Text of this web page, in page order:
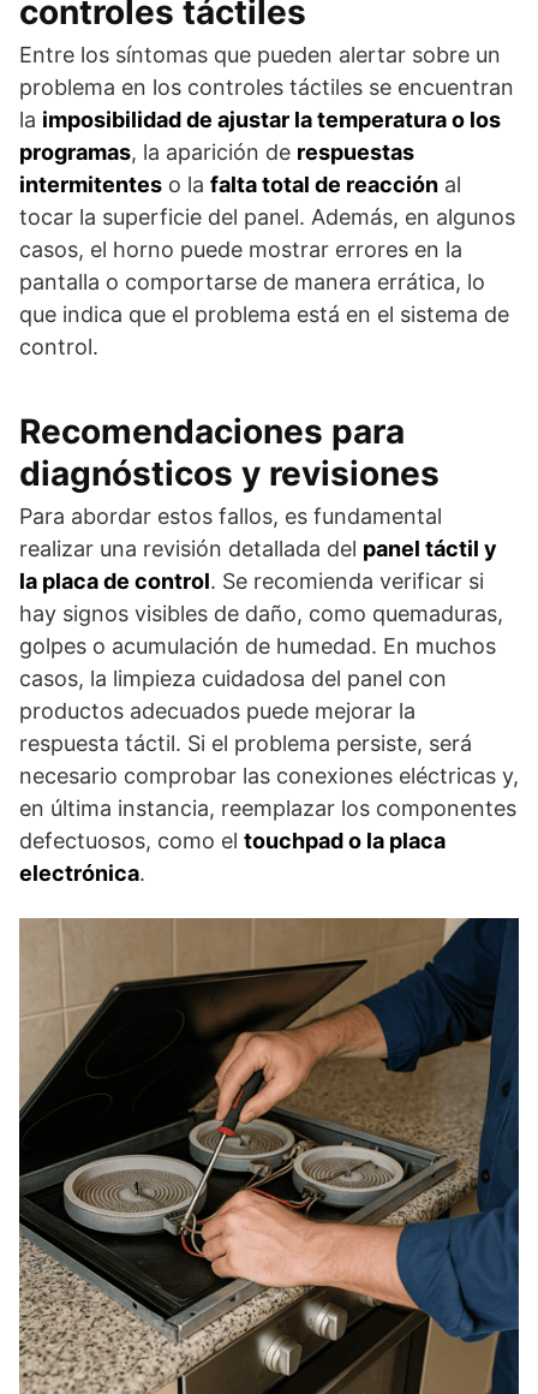
controles táctiles
Entre los síntomas que pueden alertar sobre un
problema en los controles táctiles se encuentran
la imposibilidad de ajustar la temperatura o los
programas, la aparición de respuestas
intermitentes o la falta total de reacción al
tocar la superficie del panel. Además, en algunos
casos, el horno puede mostrar errores en la
pantalla o comportarse de manera errática, lo
que indica que el problema está en el sistema de
control.
Recomendaciones para
diagnósticos y revisiones
Para abordar estos fallos, es fundamental
realizar una revisión detallada del panel táctil y
la placa de control. Se recomienda verificar si
hay signos visibles de daño, como quemaduras,
golpes o acumulación de humedad. En muchos
casos, la limpieza cuidadosa del panel con
productos adecuados puede mejorar la
respuesta táctil. Si el problema persiste, será
necesario comprobar las conexiones eléctricas y,
en última instancia, reemplazar los componentes
defectuosos, como el touchpad o la placa
electrónica.